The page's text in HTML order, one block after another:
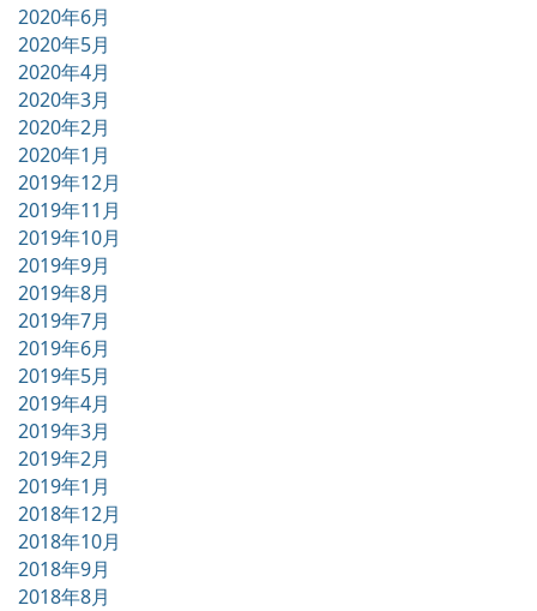
2020年6月
2020年5月
2020年4月
2020年3月
2020年2月
2020年1月
2019年12月
2019年11月
2019年10月
2019年9月
2019年8月
2019年7月
2019年6月
2019年5月
2019年4月
2019年3月
2019年2月
2019年1月
2018年12月
2018年10月
2018年9月
2018年8月